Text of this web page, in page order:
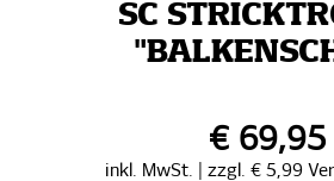
SC
€ 69,95
inkl. MwSt. | zzgl. € 5,99